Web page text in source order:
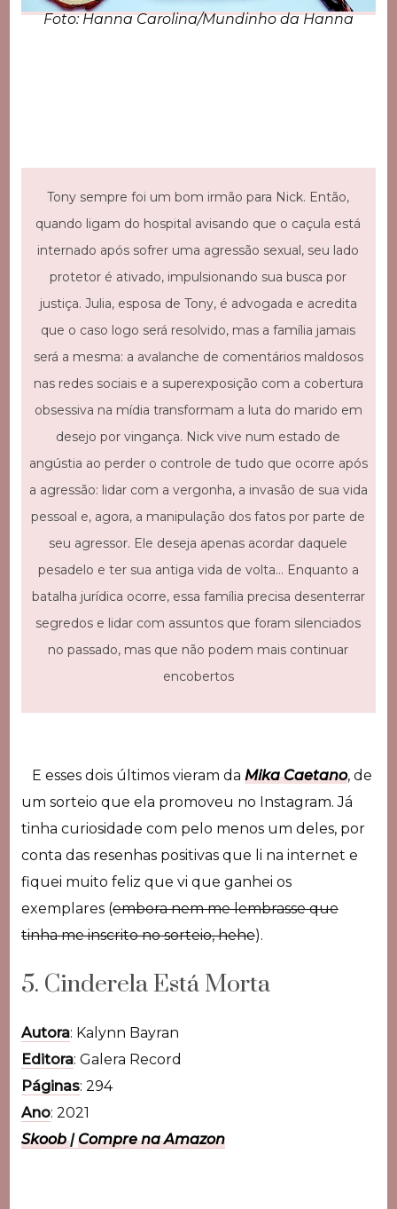
Foto: Hanna Carolina/Mundinho da Hanna
Tony sempre foi um bom irmão para Nick. Então,
quando ligam do hospital avisando que o caçula está
internado após sofrer uma agressão sexual, seu lado
protetor é ativado, impulsionando sua busca por
justiça. Julia, esposa de Tony, é advogada e acredita
que o caso logo será resolvido, mas a família jamais
será a mesma: a avalanche de comentários maldosos
nas redes sociais e a superexposição com a cobertura
obsessiva na mídia transformam a luta do marido em
desejo por vingança. Nick vive num estado de
angústia ao perder o controle de tudo que ocorre após
a agressão: lidar com a vergonha, a invasão de sua vida
pessoal e, agora, a manipulação dos fatos por parte de
seu agressor. Ele deseja apenas acordar daquele
pesadelo e ter sua antiga vida de volta… Enquanto a
batalha jurídica ocorre, essa família precisa desenterrar
segredos e lidar com assuntos que foram silenciados
no passado, mas que não podem mais continuar
encobertos
E esses dois últimos vieram da Mika Caetano, de
um sorteio que ela promoveu no Instagram. Já
tinha curiosidade com pelo menos um deles, por
conta das resenhas positivas que li na internet e
fiquei muito feliz que vi que ganhei os
exemplares (embora nem me lembrasse que
tinha me inscrito no sorteio, hehe).
5. Cinderela Está Morta
Autora: Kalynn Bayran
Editora: Galera Record
Páginas: 294
Ano: 2021
Skoob|Compre na Amazon